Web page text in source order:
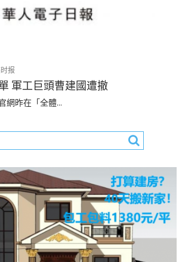
报
軍工巨頭曹建國遭撤
網昨在「全體...